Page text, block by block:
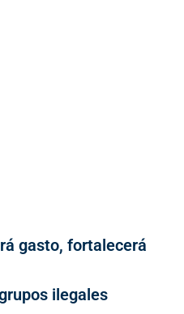
gasto, fortalecerá
ilegales